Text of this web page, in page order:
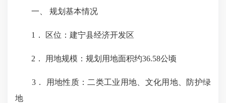
一、 规划基本情况
1． 区位：建宁县经济开发区
2． 用地规模：规划用地面积约36.58公顷
3．
用地性质：二类工业用地、文化用地、防护绿
地